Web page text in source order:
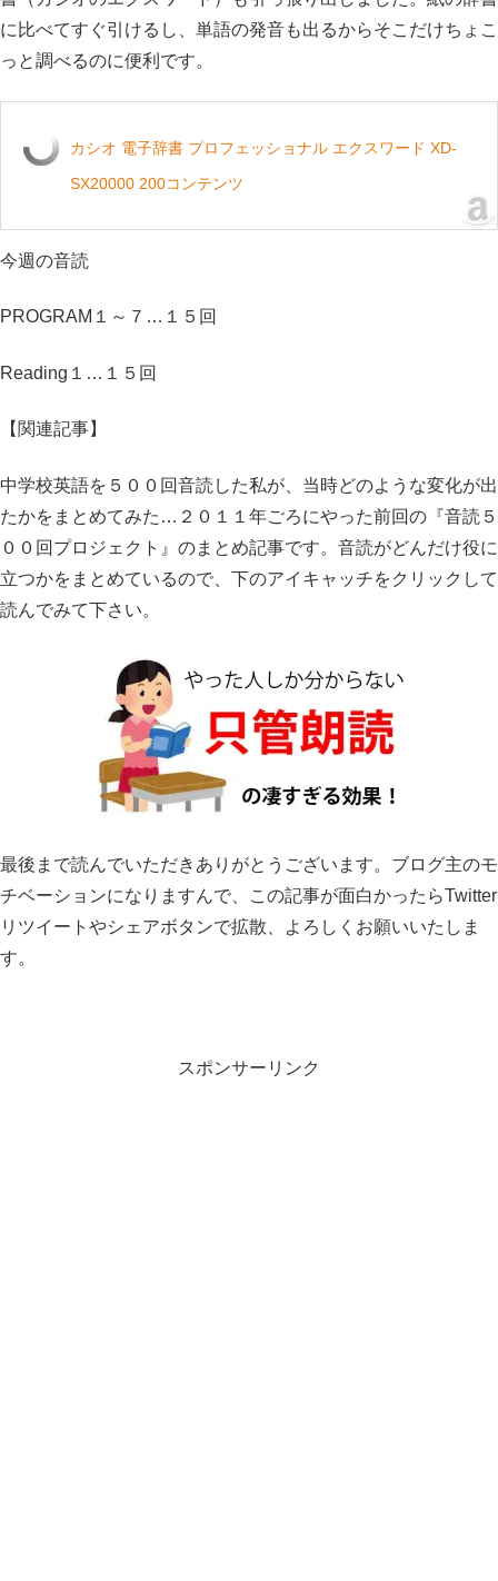
に比べてすぐ引けるし、単語の発音も出るからそこだけちょこ
っと調べるのに便利です。
カシオ 電子辞書 プロフェッショナル エクスワード XD-
SX20000 200コンテンツ
今週の音読
PROGRAM１～７…１５回
Reading１…１５回
【関連記事】
中学校英語を５００回音読した私が、当時どのような変化が出
たかをまとめてみた…２０１１年ごろにやった前回の『音読５
００回プロジェクト』のまとめ記事です。音読がどんだけ役に
立つかをまとめているので、下のアイキャッチをクリックして
読んでみて下さい。
最後まで読んでいただきありがとうございます。ブログ主のモ
チベーションになりますんで、この記事が面白かったらTwitter
リツイートやシェアボタンで拡散、よろしくお願いいたしま
す。
スポンサーリンク